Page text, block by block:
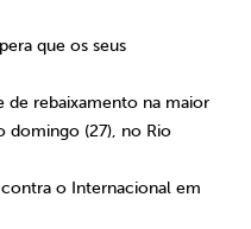
que os seus
de rebaixamento na maior
(27), no Rio
o Internacional em